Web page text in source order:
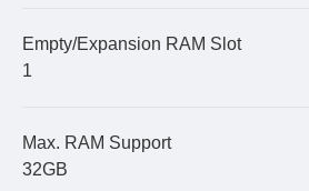
Empty/Expansion RAM Slot
1
Max. RAM Support
32GB